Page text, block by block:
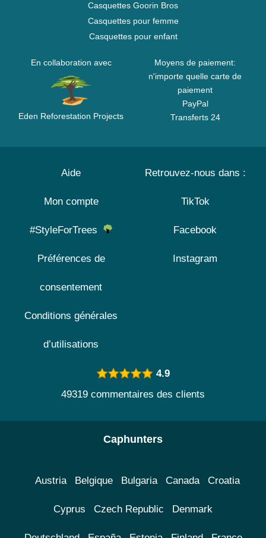
Casquettes Goorin Bros
Casquettes pour femme
Casquettes pour enfant
En collaboration avec
Eden Reforestation Projects
Moyens de paiement:
n'importe quelle carte de
paiement
PayPal
Transferts 24
Aide
Mon compte
#StyleForTrees
Préférences de
consentement
Conditions générales
d’utilisations
Retrouvez-nous dans :
TikTok
Facebook
Instagram
4.9
49319 commentaires des clients
Caphunters
Austria Belgique Bulgaria Canada Croatia
Cyprus Czech Republic Denmark